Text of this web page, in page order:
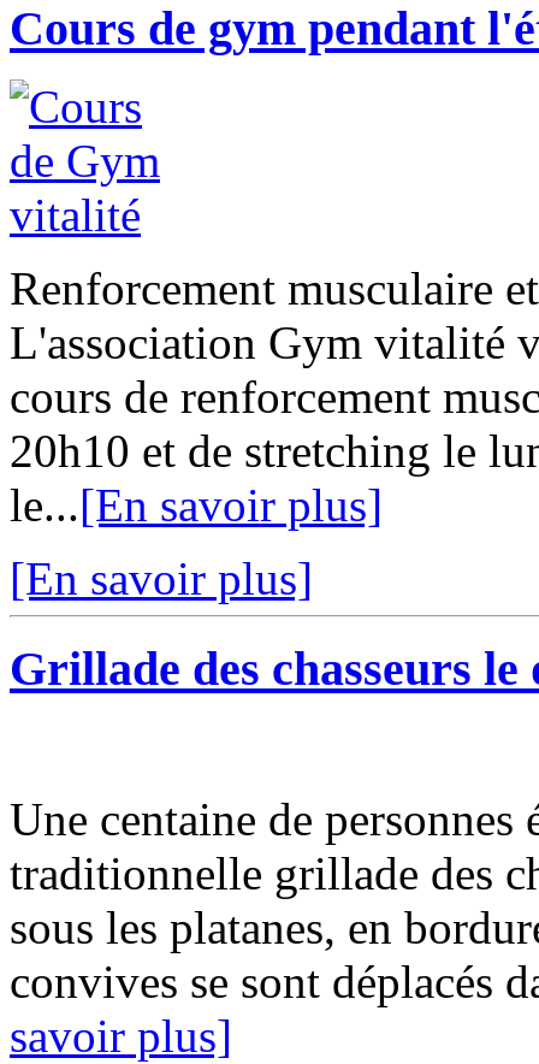
Cours de gym pendant
Renforcement musculaire
L'association Gym vitalité
cours de renforcement
20h10 et de stretching le
le...[En savoir plus]
[En savoir plus]
Grillade des chasseurs
Une centaine de
traditionnelle grillade des
sous les platanes, en
convives se sont déplacés
savoir plus]